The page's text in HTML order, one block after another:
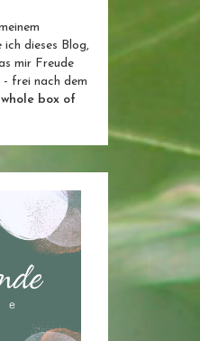
dieses Blog,
mir Freude
frei nach dem
box of